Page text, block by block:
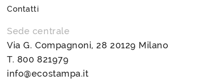
Contatti
Sede centrale
Via G. Compagnoni, 28 20129 Milano
T. 800 821979
info@ecostampa.it